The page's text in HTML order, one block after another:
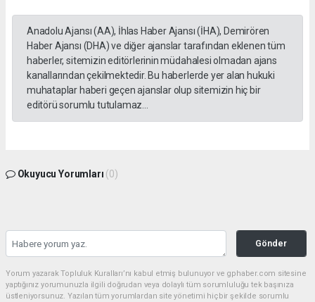
Anadolu Ajansı (AA), İhlas Haber Ajansı (İHA), Demirören
Haber Ajansı (DHA) ve diğer ajanslar tarafından eklenen tüm
haberler, sitemizin editörlerinin müdahalesi olmadan ajans
kanallarından çekilmektedir. Bu haberlerde yer alan hukuki
muhataplar haberi geçen ajanslar olup sitemizin hiç bir
editörü sorumlu tutulamaz...
Okuyucu Yorumları (0)
Gönder
Yorum yazarak Topluluk Kuralları’nı kabul etmiş bulunuyor ve gphaber.com sitesine
yaptığınız yorumunuzla ilgili doğrudan veya dolaylı tüm sorumluluğu tek başınıza
üstleniyorsunuz. Yazılan tüm yorumlardan site yönetimi hiçbir şekilde sorumlu